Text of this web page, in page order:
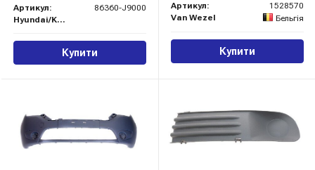
Артикул:
86360-J9000
Hyundai/Kia/Mobis
Купити
Артикул:
1528570
Van Wezel
Бельгія
Купити